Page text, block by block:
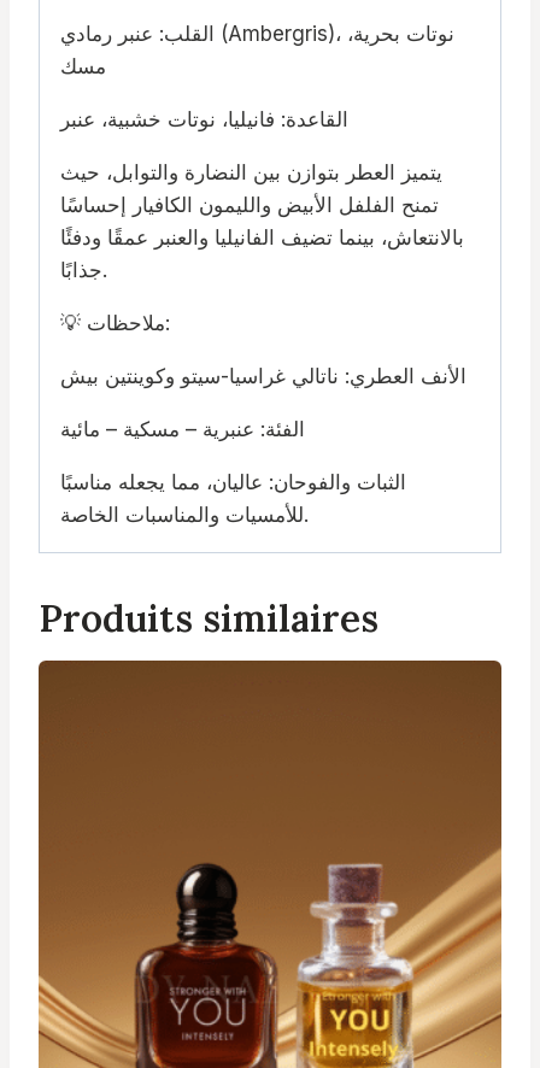
القلب: عنبر رمادي (Ambergris)، نوتات بحرية،
مسك
القاعدة: فانيليا، نوتات خشبية، عنبر
يتميز العطر بتوازن بين النضارة والتوابل، حيث
تمنح الفلفل الأبيض والليمون الكافيار إحساسًا
بالانتعاش، بينما تضيف الفانيليا والعنبر عمقًا ودفئًا
جذابًا.
💡 ملاحظات:
الأنف العطري: ناتالي غراسيا-سيتو وكوينتين بيش
الفئة: عنبرية – مسكية – مائية
الثبات والفوحان: عاليان، مما يجعله مناسبًا
للأمسيات والمناسبات الخاصة.
Produits similaires